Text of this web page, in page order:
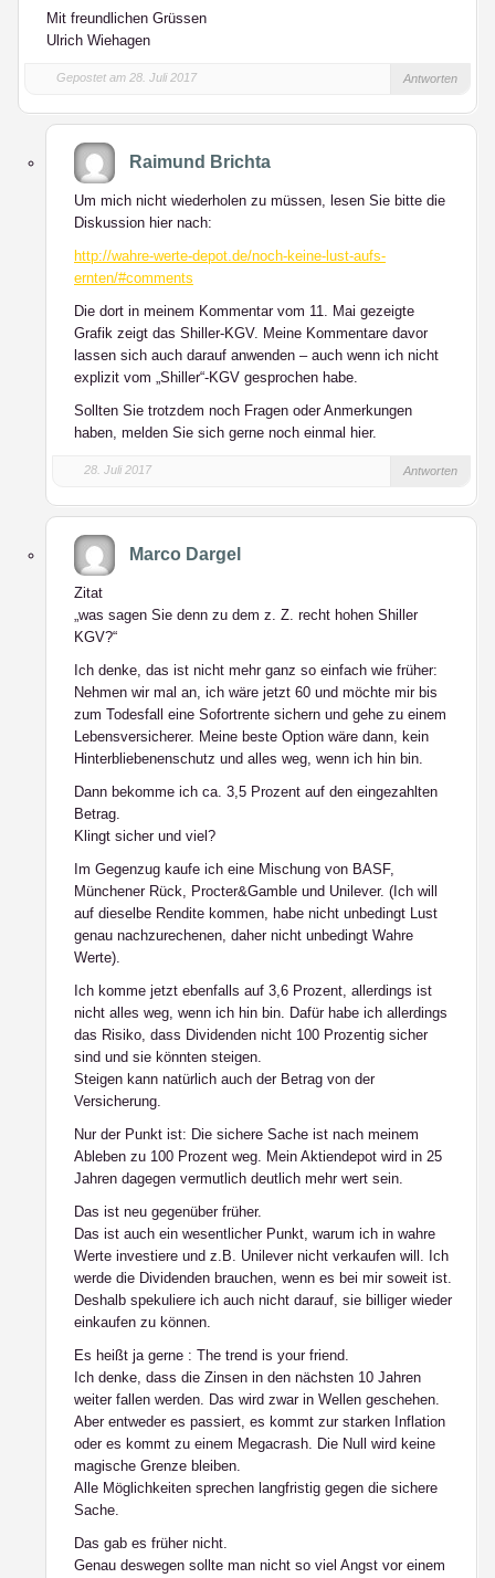
Mit freundlichen Grüssen
Ulrich Wiehagen
Gepostet am 28. Juli 2017 Antworten
Raimund Brichta
Um mich nicht wiederholen zu müssen, lesen Sie bitte die
Diskussion hier nach:
http://wahre-werte-depot.de/noch-keine-lust-aufs-
ernten/#comments
Die dort in meinem Kommentar vom 11. Mai gezeigte
Grafik zeigt das Shiller-KGV. Meine Kommentare davor
lassen sich auch darauf anwenden – auch wenn ich nicht
explizit vom „Shiller“-KGV gesprochen habe.
Sollten Sie trotzdem noch Fragen oder Anmerkungen
haben, melden Sie sich gerne noch einmal hier.
28. Juli 2017 Antworten
Marco Dargel
Zitat
„was sagen Sie denn zu dem z. Z. recht hohen Shiller
KGV?“
Ich denke, das ist nicht mehr ganz so einfach wie früher:
Nehmen wir mal an, ich wäre jetzt 60 und möchte mir bis
zum Todesfall eine Sofortrente sichern und gehe zu einem
Lebensversicherer. Meine beste Option wäre dann, kein
Hinterbliebenenschutz und alles weg, wenn ich hin bin.
Dann bekomme ich ca. 3,5 Prozent auf den eingezahlten
Betrag.
Klingt sicher und viel?
Im Gegenzug kaufe ich eine Mischung von BASF,
Münchener Rück, Procter&Gamble und Unilever. (Ich will
auf dieselbe Rendite kommen, habe nicht unbedingt Lust
genau nachzurechenen, daher nicht unbedingt Wahre
Werte).
Ich komme jetzt ebenfalls auf 3,6 Prozent, allerdings ist
nicht alles weg, wenn ich hin bin. Dafür habe ich allerdings
das Risiko, dass Dividenden nicht 100 Prozentig sicher
sind und sie könnten steigen.
Steigen kann natürlich auch der Betrag von der
Versicherung.
Nur der Punkt ist: Die sichere Sache ist nach meinem
Ableben zu 100 Prozent weg. Mein Aktiendepot wird in 25
Jahren dagegen vermutlich deutlich mehr wert sein.
Das ist neu gegenüber früher.
Das ist auch ein wesentlicher Punkt, warum ich in wahre
Werte investiere und z.B. Unilever nicht verkaufen will. Ich
werde die Dividenden brauchen, wenn es bei mir soweit ist.
Deshalb spekuliere ich auch nicht darauf, sie billiger wieder
einkaufen zu können.
Es heißt ja gerne : The trend is your friend.
Ich denke, dass die Zinsen in den nächsten 10 Jahren
weiter fallen werden. Das wird zwar in Wellen geschehen.
Aber entweder es passiert, es kommt zur starken Inflation
oder es kommt zu einem Megacrash. Die Null wird keine
magische Grenze bleiben.
Alle Möglichkeiten sprechen langfristig gegen die sichere
Sache.
Das gab es früher nicht.
Genau deswegen sollte man nicht so viel Angst vor einem